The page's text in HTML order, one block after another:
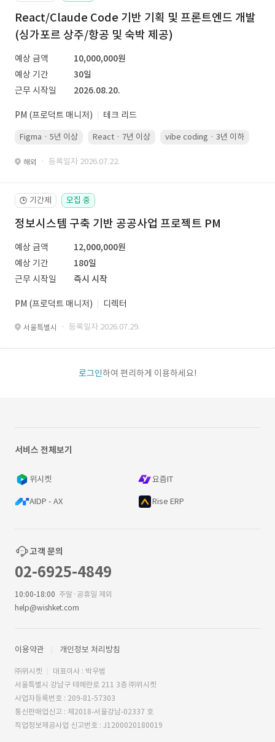
React/Claude Code 기반 기획 및 프론트엔드 개발
(싱가포르 상주/항공 및 숙박 제공)
예상 금액
10,000,000원
예상 기간
30일
근무 시작일
2026.08.20.
PM (프로덕트 매니저) 테크 리드
Figma · 5년 이상 React · 7년 이상 vibe coding · 3년 이하
해외 · 등록일자 2026.07.22.
🕒 기간제 모집 중
정보시스템 구축 기반 공공사업 프로젝트 PM
예상 금액
12,000,000원
예상 기간
180일
근무 시작일
즉시 시작
PM (프로덕트 매니저) 디렉터
서울특별시 · 등록일자 2026.07.29.
로그인하여 편리하게 이용하세요!
서비스 전체보기
위시켓 요즘IT
AIDP - AX Rise ERP
고객 문의
02-6925-4849
10:00-18:00 주말·공휴일 제외
help@wishket.com
이용약관 개인정보 처리방침
㈜위시켓
대표이사 : 박우범
서울특별시 강남구 테헤란로 211 3층 ㈜위시켓
사업자등록번호 : 209-81-57303
통신판매업신고 : 제2018-서울강남-02337 호
직업정보제공사업 신고번호 : J1200020180019